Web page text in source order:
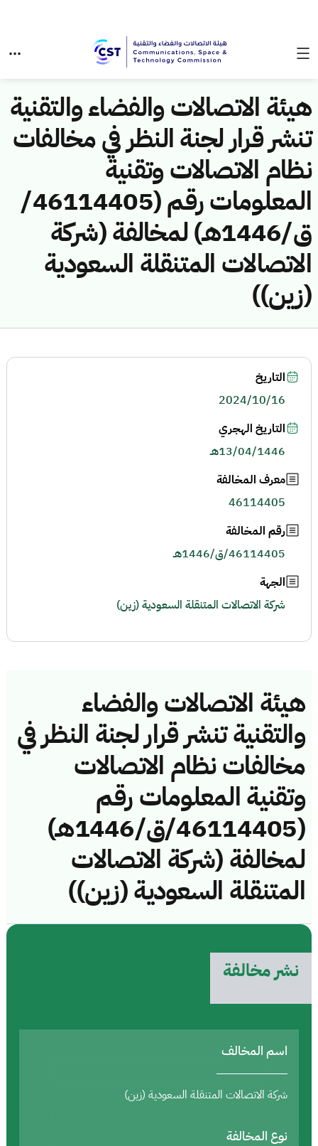
هيئة الاتصالات والفضاء والتقنية
تنشر قرار لجنة النظر في مخالفات
نظام الاتصالات وتقنية
المعلومات رقم (46114405/
ق/1446هـ) لمخالفة (شركة
الاتصالات المتنقلة السعودية
(زين))
هيئة الاتصالات والفضاء
والتقنية تنشر قرار لجنة النظر في
مخالفات نظام الاتصالات
وتقنية المعلومات رقم
(46114405/ق/1446هـ)
لمخالفة (شركة الاتصالات
المتنقلة السعودية (زين))
نشر مخالفة
اسم المخالف
شركة الاتصالات المتنقلة السعودية (زين)
نوع المخالفة
التاريخ
2024/10/16
التاريخ الهجري
13/04/1446هـ
معرف المخالفة
46114405
رقم المخالفة
46114405/ق/1446هـ
الجهة
شركة الاتصالات المتنقلة السعودية (زين)